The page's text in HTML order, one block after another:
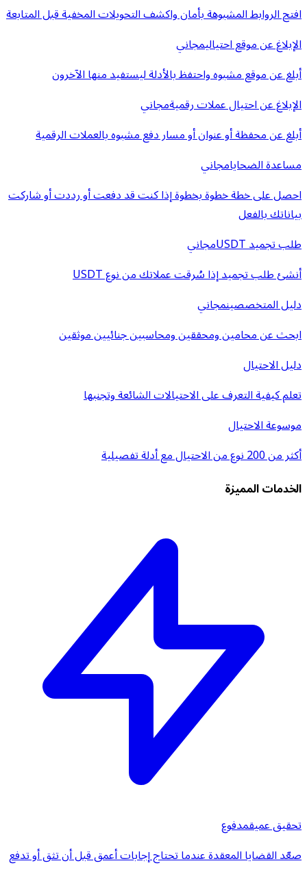
افتح الروابط المشبوهة بأمان واكشف التحويلات المخفية قبل المتابعة
الإبلاغ عن موقع احتياليمجاني
أبلغ عن موقع مشبوه واحتفظ بالأدلة ليستفيد منها الآخرون
الإبلاغ عن احتيال عملات رقميةمجاني
أبلغ عن محفظة أو عنوان أو مسار دفع مشبوه بالعملات الرقمية
مساعدة الضحايامجاني
احصل على خطة خطوة بخطوة إذا كنت قد دفعت أو رددت أو شاركت
بياناتك بالفعل
طلب تجميد USDT
مجاني
أنشئ طلب تجميد إذا سُرقت عملاتك من نوع USDT
دليل المتخصصينمجاني
ابحث عن محامين ومحققين ومحاسبين جنائيين موثقين
دليل الاحتيال
تعلم كيفية التعرف على الاحتيالات الشائعة وتجنبها
موسوعة الاحتيال
أكثر من 200 نوع من الاحتيال مع أدلة تفصيلية
الخدمات المميزة
تحقيق عميقمدفوع
صعّد القضايا المعقدة عندما تحتاج إجابات أعمق قبل أن تثق أو تدفع